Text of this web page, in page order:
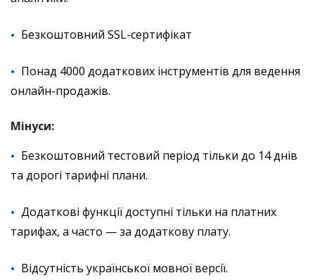
Безкоштовний SSL-сертифікат
Понад 4000 додаткових інструментів для ведення
онлайн-продажів.
Мінуси:
Безкоштовний тестовий період тільки до 14 днів
та дорогі тарифні плани.
Додаткові функції доступні тільки на платних
тарифах, а часто — за додаткову плату.
Відсутність української мовної версії.